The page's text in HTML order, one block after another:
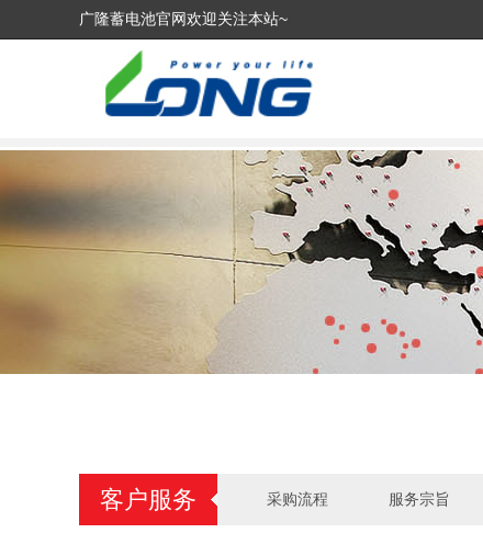
广隆蓄电池官网欢迎关注本站~
客户服务 采购流程 服务宗旨